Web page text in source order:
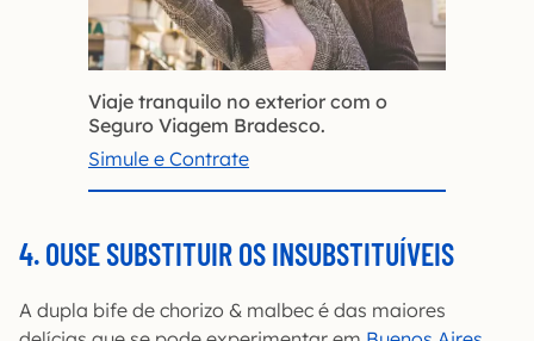
Viaje tranquilo no exterior com o
Seguro Viagem Bradesco.
Simule e Contrate
4. OUSE SUBSTITUIR OS INSUBSTITUÍVEIS
A dupla bife de chorizo & malbec é das maiores